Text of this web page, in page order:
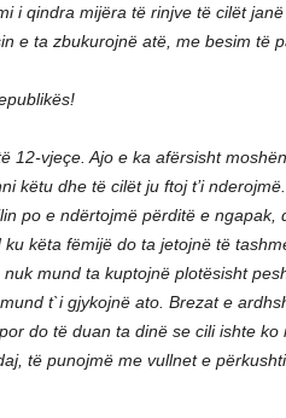
i qindra mijëra të rinjve të cilët
e ta zbukurojnë atë, me besim të
12-vjeçe. Ajo e ka afërsisht
këtu dhe të cilët ju ftoj t’i
po e ndërtojmë përditë e ngapak,
këta fëmijë do ta jetojnë të
mund ta kuptojnë plotësisht
t`i gjykojnë ato. Brezat e
do të duan ta dinë se cili ishte
të punojmë me vullnet e